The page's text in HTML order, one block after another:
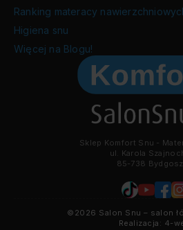
Sklep Komfort Snu -
ul. Karola
85-738
Ranking materacy
Higiena snu
Więcej na Blogu!
©2026 Salon Snu – salon
Realizacja: 4-